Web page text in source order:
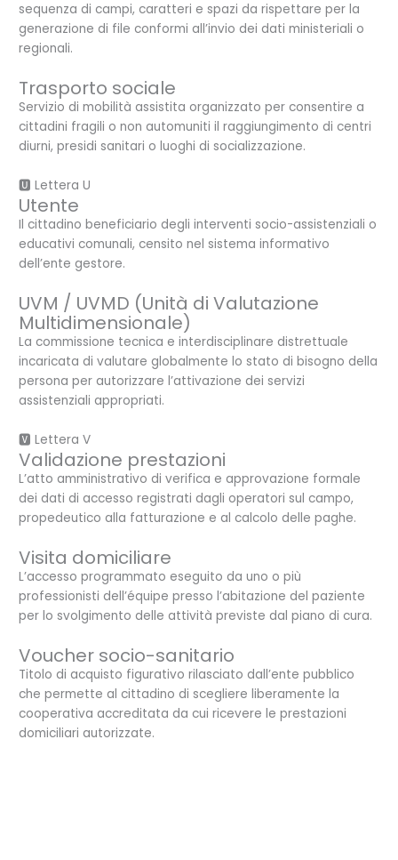
sequenza di campi, caratteri e spazi da rispettare per la
generazione di file conformi all’invio dei dati ministeriali o
regionali.
Trasporto sociale
Servizio di mobilità assistita organizzato per consentire a
cittadini fragili o non automuniti il raggiungimento di centri
diurni, presidi sanitari o luoghi di socializzazione.
🆄 Lettera U
Utente
Il cittadino beneficiario degli interventi socio-assistenziali o
educativi comunali, censito nel sistema informativo
dell’ente gestore.
UVM / UVMD (Unità di Valutazione
Multidimensionale)
La commissione tecnica e interdisciplinare distrettuale
incaricata di valutare globalmente lo stato di bisogno della
persona per autorizzare l’attivazione dei servizi
assistenziali appropriati.
🆅 Lettera V
Validazione prestazioni
L’atto amministrativo di verifica e approvazione formale
dei dati di accesso registrati dagli operatori sul campo,
propedeutico alla fatturazione e al calcolo delle paghe.
Visita domiciliare
L’accesso programmato eseguito da uno o più
professionisti dell’équipe presso l’abitazione del paziente
per lo svolgimento delle attività previste dal piano di cura.
Voucher socio-sanitario
Titolo di acquisto figurativo rilasciato dall’ente pubblico
che permette al cittadino di scegliere liberamente la
cooperativa accreditata da cui ricevere le prestazioni
domiciliari autorizzate.